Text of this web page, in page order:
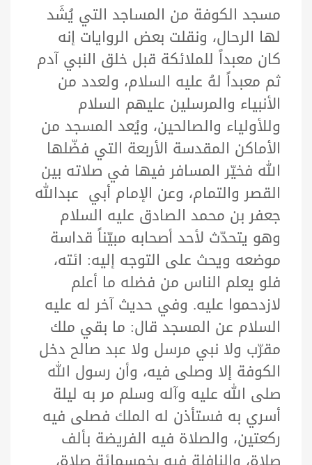
مسجد الكوفة من المساجد التي يُشَد
لها الرحال، ونقلت بعض الروايات إنه
كان معبداً للملائكة قبل خلق النبي آدم
ثم معبداً لهُ عليه السلام، ولعدد من
الأنبياء والمرسلين عليهم السلام
وللأولياء والصالحين، ويُعد المسجد من
الأماكن المقدسة الأربعة التي فضّلها
الله فخيّر المسافر فيها في صلاته بين
القصر والتمام، وعن الإمام أبي عبدالله
جعفر بن محمد الصادق عليه السلام
وهو يتحدّث لأحد أصحابه مبيّناً قداسة
موضعه ويحث على التوجه إليه: ائته،
فلو يعلم الناس من فضله ما أعلم
لازدحموا عليه. وفي حديث آخر له عليه
السلام عن المسجد قال: ما بقي ملك
مقرّب ولا نبي مرسل ولا عبد صالح دخل
الكوفة إلا وصلى فيه، وأن رسول الله
صلى الله عليه وآله وسلم مر به ليلة
أسري به فستأذن له الملك فصلى فيه
ركعتين، والصلاة فيه الفريضة بألف